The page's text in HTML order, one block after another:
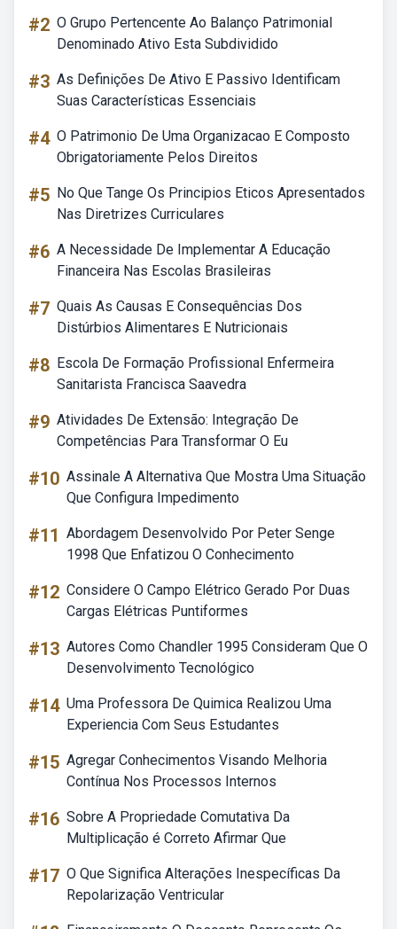
#2 O Grupo Pertencente Ao Balanço Patrimonial
Denominado Ativo Esta Subdividido
#3 As Definições De Ativo E Passivo Identificam
Suas Características Essenciais
#4 O Patrimonio De Uma Organizacao E Composto
Obrigatoriamente Pelos Direitos
#5 No Que Tange Os Principios Eticos Apresentados
Nas Diretrizes Curriculares
#6 A Necessidade De Implementar A Educação
Financeira Nas Escolas Brasileiras
#7 Quais As Causas E Consequências Dos
Distúrbios Alimentares E Nutricionais
#8 Escola De Formação Profissional Enfermeira
Sanitarista Francisca Saavedra
#9 Atividades De Extensão: Integração De
Competências Para Transformar O Eu
#10 Assinale A Alternativa Que Mostra Uma Situação
Que Configura Impedimento
#11 Abordagem Desenvolvido Por Peter Senge
1998 Que Enfatizou O Conhecimento
#12 Considere O Campo Elétrico Gerado Por Duas
Cargas Elétricas Puntiformes
#13 Autores Como Chandler 1995 Consideram Que O
Desenvolvimento Tecnológico
#14 Uma Professora De Quimica Realizou Uma
Experiencia Com Seus Estudantes
#15 Agregar Conhecimentos Visando Melhoria
Contínua Nos Processos Internos
#16 Sobre A Propriedade Comutativa Da
Multiplicação é Correto Afirmar Que
#17 O Que Significa Alterações Inespecíficas Da
Repolarização Ventricular